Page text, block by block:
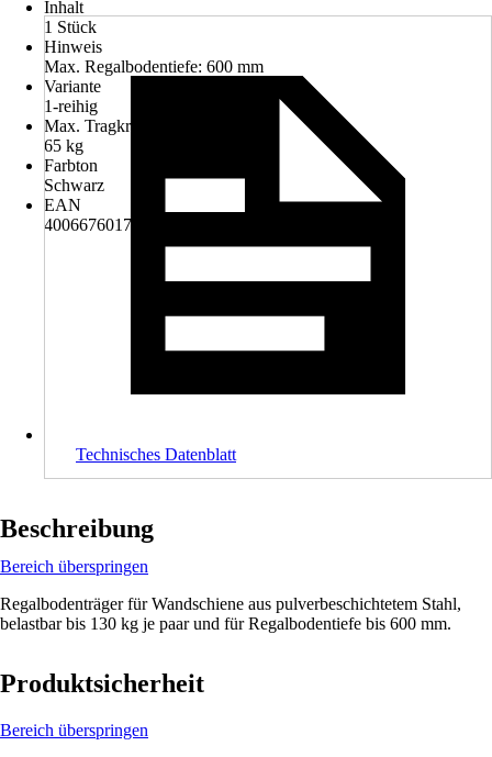
Inhalt
1 Stück
Hinweis
Max. Regalbodentiefe: 600 mm
Variante
1-reihig
Max. Tragkraft
65 kg
Farbton
Schwarz
EAN
4006676017829, 4007557201184, 4008057453967
Technisches Datenblatt
Beschreibung
Bereich überspringen
Regalbodenträger für Wandschiene aus pulverbeschichtetem Stahl,
belastbar bis 130 kg je paar und für Regalbodentiefe bis 600 mm.
Produktsicherheit
Bereich überspringen